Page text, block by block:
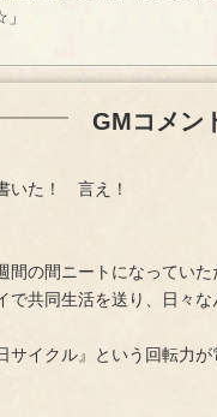
GMコメン
いた！ 言え！
の間ニートになっていた
共同生活を送り、日々
イクル』という回転力